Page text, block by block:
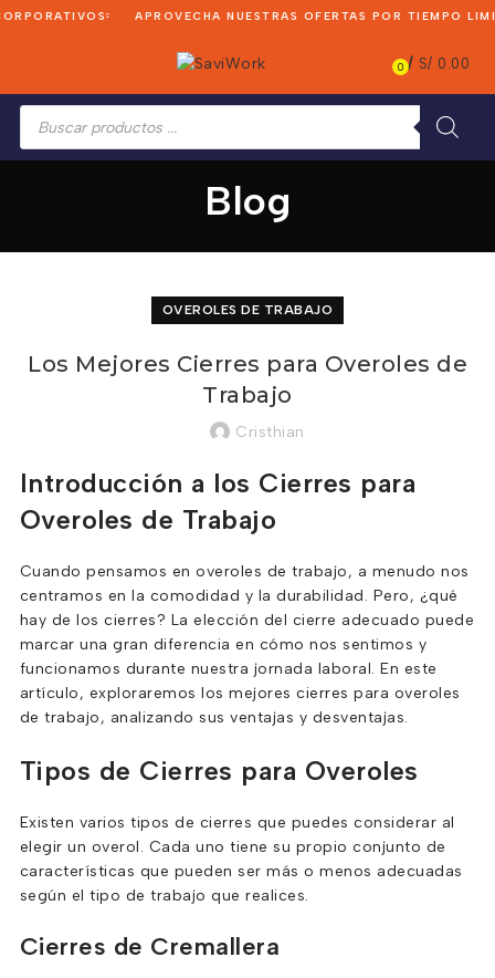
APROVECHA NUESTRAS OFERTAS POR TIEMPO
0 / S/ 0.00
Búsqueda
productos
Blog
OVEROLES DE TRABAJO
Los Mejores Cierres para Overoles de
Trabajo
Cristhian
Introducción a los Cierres para
Overoles de Trabajo
Cuando pensamos en overoles de trabajo, a menudo nos
centramos en la comodidad y la durabilidad. Pero, ¿qué
hay de los cierres? La elección del cierre adecuado puede
marcar una gran diferencia en cómo nos sentimos y
funcionamos durante nuestra jornada laboral. En este
artículo, exploraremos los mejores cierres para overoles
de trabajo, analizando sus ventajas y desventajas.
Tipos de Cierres para Overoles
Existen varios tipos de cierres que puedes considerar al
elegir un overol. Cada uno tiene su propio conjunto de
características que pueden ser más o menos adecuadas
según el tipo de trabajo que realices.
Cierres de Cremallera